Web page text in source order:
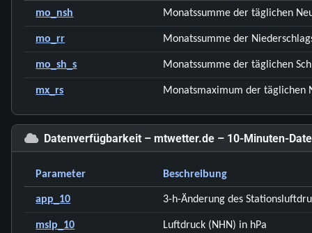
mo_nsh Monatssumme der täglichen
mo_rr Monatssumme der
mo_sh_s Monatssumme der täglichen
mx_rs Monatsmaximum der täglichen
Datenverfügbarkeit – mtwetter.de – 10-Minuten-
Parameter Beschreibung
app_10 3-h-Änderung des
mslp_10 Luftdruck (NHN) in hPa